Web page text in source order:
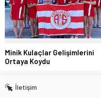
Minik Kulaçlar Gelişimlerini
Ortaya Koydu
İletişim